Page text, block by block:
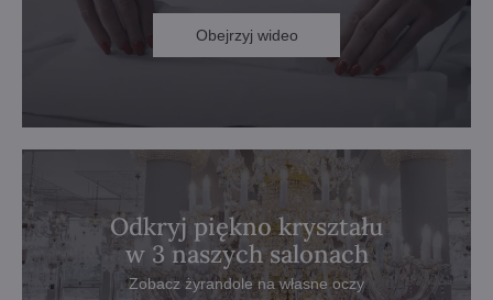
Obejrzyj wideo
Odkryj piękno kryształu
w 3 naszych salonach
Zobacz żyrandole na własne oczy